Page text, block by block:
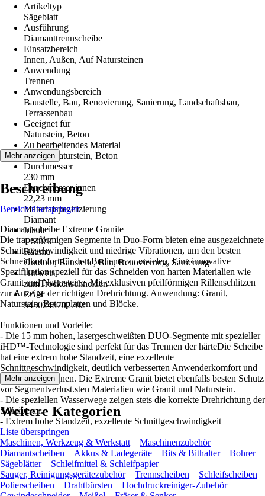
Artikeltyp
Sägeblatt
Ausführung
Diamanttrennscheibe
Einsatzbereich
Innen, Außen, Auf Natursteinen
Anwendung
Trennen
Anwendungsbereich
Baustelle, Bau, Renovierung, Sanierung, Landschaftsbau,
Terrassenbau
Geeignet für
Naturstein, Beton
Zu bearbeitendes Material
Granit, Naturstein, Beton
Durchmesser
230 mm
Durchmesser innen
22,23 mm
Materialspezifizierung
Diamant
Inhalt
1 Stück
Räume
Outdoor, Baustelle, Bau, Renovierung, Sanierung
Hinweis
zumTrockenschneiden
EAN
5450248702702
Mehr anzeigen
Beschreibung
Bereich überspringen
Diamantscheibe Extreme Granite
Die trapezförmigen Segmente in Duo-Form bieten eine ausgezeichnete
Schnittgeschwindigkeit und niedrige Vibrationen, um den besten
Schneidkomfort für den Bediener zu erzielen. Eine innovative
Spezifikation speziell für das Schneiden von harten Materialien wie
Granit und Natursteine. Mit exklusiven pfeilförmigen Rillenschlitzen
zur Anzeige der richtigen Drehrichtung. Anwendung: Granit,
Naturstein, Betonplatten und Blöcke.
Funktionen und Vorteile:
- Die 15 mm hohen, lasergeschweißten DUO-Segmente mit spezieller
iHD™-Technologie sind perfekt für das Trennen der härteDie Scheibe
hat eine extrem hohe Standzeit, eine exzellente
Schnittgeschwindigkeit, deutlich verbesserten Anwenderkomfort und
geringe Vibrationen. Die Extreme Granit bietet ebenfalls besten Schutz
vor Segmentverlust.sten Materialien wie Granit und Naturstein.
- Die speziellen Wasserwege zeigen stets die korrekte Drehrichtung der
Scheibe an.
- Extrem hohe Standzeit, exzellente Schnittgeschwindigkeit
Mehr anzeigen
Weitere Kategorien
Liste überspringen
Maschinen, Werkzeug & Werkstatt
Maschinenzubehör
Diamantscheiben
Akkus & Ladegeräte Bits & Bithalter
Bohrer
Sägeblätter
Schleifmittel & Schleifpapier
Sauger, Reinigungsgerätezubehör
Trennscheiben
Schleifscheiben
Polierscheiben
Drahtbürsten
Hochdruckreiniger-Zubehör